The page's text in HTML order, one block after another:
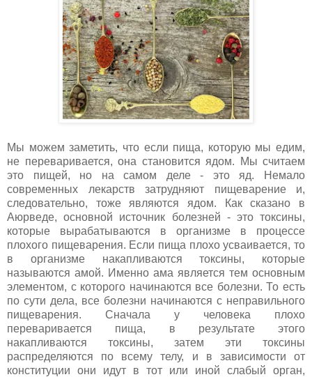
Мы можем заметить, что если пища, которую мы едим,
не переваривается, она становится ядом. Мы считаем
это пищей, но на самом деле - это яд. Немало
современных лекарств затрудняют пищеварение и,
следовательно, тоже являются ядом. Как сказано в
Аюрведе, основной источник болезней - это токсины,
которые вырабатываются в организме в процессе
плохого пищеварения. Если пища плохо усваивается, то
в организме накапливаются токсины, которые
называются амой. Именно ама является тем основным
элементом, с которого начинаются все болезни. То есть
по сути дела, все болезни начинаются с неправильного
пищеварения. Сначала у человека плохо
переваривается пища, в результате этого
накапливаются токсины, затем эти токсины
распределяются по всему телу, и в зависимости от
конституции они идут в тот или иной слабый орган,